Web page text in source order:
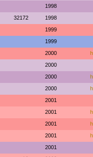
1998
32172 1998
1999
1999
2000
2000
2000
2000
2001
2001
2001
2001
2001